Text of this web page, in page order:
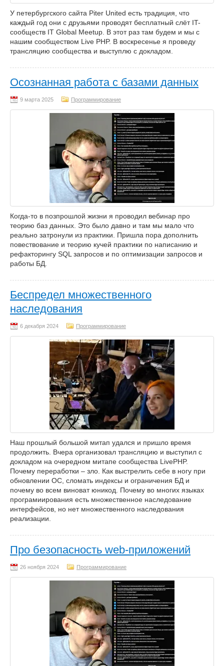
У петербургского сайта Piter United есть традиция, что
каждый год они с друзьями проводят бесплатный слёт IT-
сообществ IT Global Meetup. В этот раз там будем и мы с
нашим сообществом Live PHP. В воскресенье я проведу
трансляцию сообщества и выступлю с докладом.
Осознанная работа с базами данных
Программирование
Когда-то в позпрошлой жизни я проводил вебинар про
теорию баз данных. Это было давно и там мы мало что
реально затронули из практики. Пришла пора дополнить
повествование и теорию кучей практики по написанию и
рефакторингу SQL запросов и по оптимизации запросов и
работы БД.
Беспредел множественного
наследования
Программирование
Наш прошлый большой митап удался и пришло время
продолжить. Вчера организовал трансляцию и выступил с
докладом на очередном митапе сообщества LivePHP.
Почему переработки – зло. Как выстрелить себе в ногу при
обновлении ОС, сломать индексы и ограничения БД и
почему во всем виноват юникод. Почему во многих языках
програмиирования есть множественное наследование
интерфейсов, но нет множественного наследования
реализации.
Про безопасность web-приложений
Программирование